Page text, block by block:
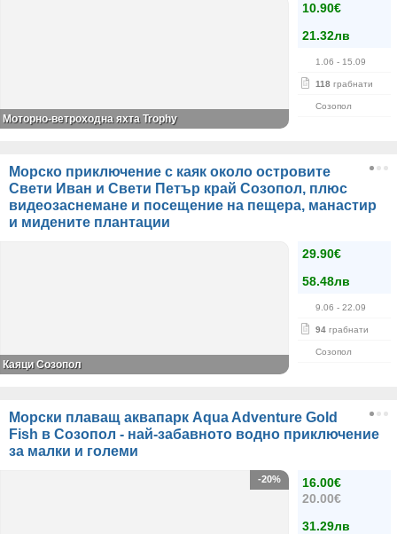
10.90€
21.32лв
1.06 - 15.09
118 грабнати
Созопол
Моторно-ветроходна яхта Trophy
Морско приключение с каяк около островите
Свети Иван и Свети Петър край Созопол, плюс
видеозаснемане и посещение на пещера, манастир
и мидените плантации
29.90€
58.48лв
9.06 - 22.09
94 грабнати
Созопол
Каяци Созопол
Морски плаващ аквапарк Aqua Adventure Gold
Fish в Созопол - най-забавното водно приключение
за малки и големи
16.00€
20.00€
31.29лв
-20%